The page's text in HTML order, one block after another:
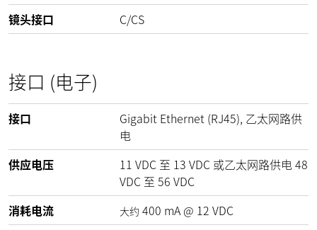
镜头接口
C/CS
接口 (电子)
接口
Gigabit Ethernet (RJ45), 乙太网路供
电
供应电压
11 VDC 至 13 VDC 或乙太网路供电48
VDC 至 56 VDC
消耗电流
大约 400 mA@ 12 VDC